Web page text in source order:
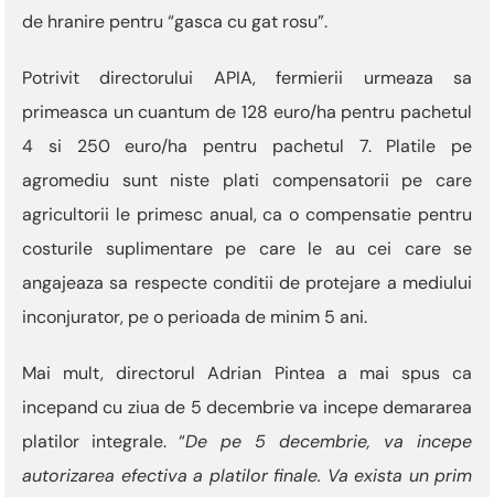
de hranire pentru “gasca cu gat rosu”.
Potrivit directorului APIA, fermierii urmeaza sa
primeasca un cuantum de 128 euro/ha pentru pachetul
4 si 250 euro/ha pentru pachetul 7. Platile pe
agromediu sunt niste plati compensatorii pe care
agricultorii le primesc anual, ca o compensatie pentru
costurile suplimentare pe care le au cei care se
angajeaza sa respecte conditii de protejare a mediului
inconjurator, pe o perioada de minim 5 ani.
Mai mult, directorul Adrian Pintea a mai spus ca
incepand cu ziua de 5 decembrie va incepe demararea
platilor integrale. “De pe 5 decembrie, va incepe
autorizarea efectiva a platilor finale. Va exista un prim